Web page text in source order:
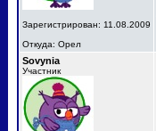
Зарегистрирован: 11.08.2009
Откуда: Орел
Sovynia
Участник